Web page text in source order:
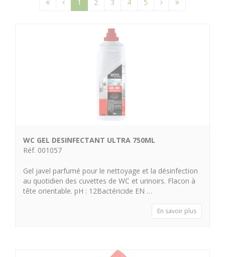
1 2 3 4 5
WC GEL DESINFECTANT ULTRA 750ML
Réf. 001057
Gel javel parfumé pour le nettoyage et la désinfection
au quotidien des cuvettes de WC et urinoirs. Flacon à
tête orientable. pH : 12Bactéricide EN …
En savoir plus